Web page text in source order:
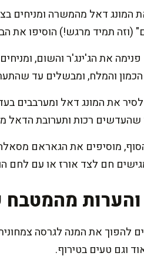
המונג דאל מהמשרה ומניחים
(וזה תמיד מרגש!) הוסיפו את
את הג'ינג'ר והשום,
הכמון והמלח, ומבשלים עד
רכות ותערובת הדאל
חם לצד אורז או עם לחם
מהמטבח
להפוך את המנה לגרסה
וגם טעים בטירוף.